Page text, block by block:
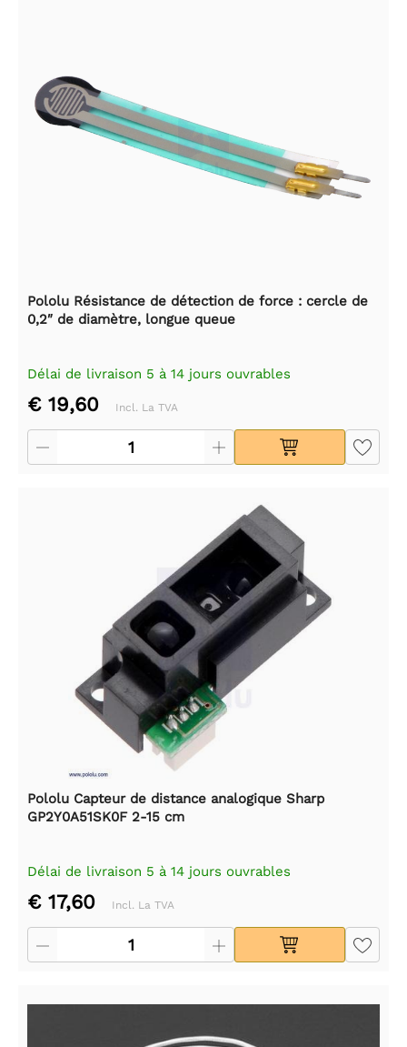
Pololu Résistance de détection de force : cercle de
0,2″ de diamètre, longue queue
Délai de livraison 5 à 14 jours ouvrables
€ 19,60 Incl. La TVA
Pololu Capteur de distance analogique Sharp
GP2Y0A51SK0F 2-15 cm
Délai de livraison 5 à 14 jours ouvrables
€ 17,60 Incl. La TVA